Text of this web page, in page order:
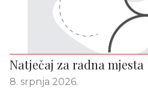
Natječaj za radna mjesta
8. srpnja 2026.